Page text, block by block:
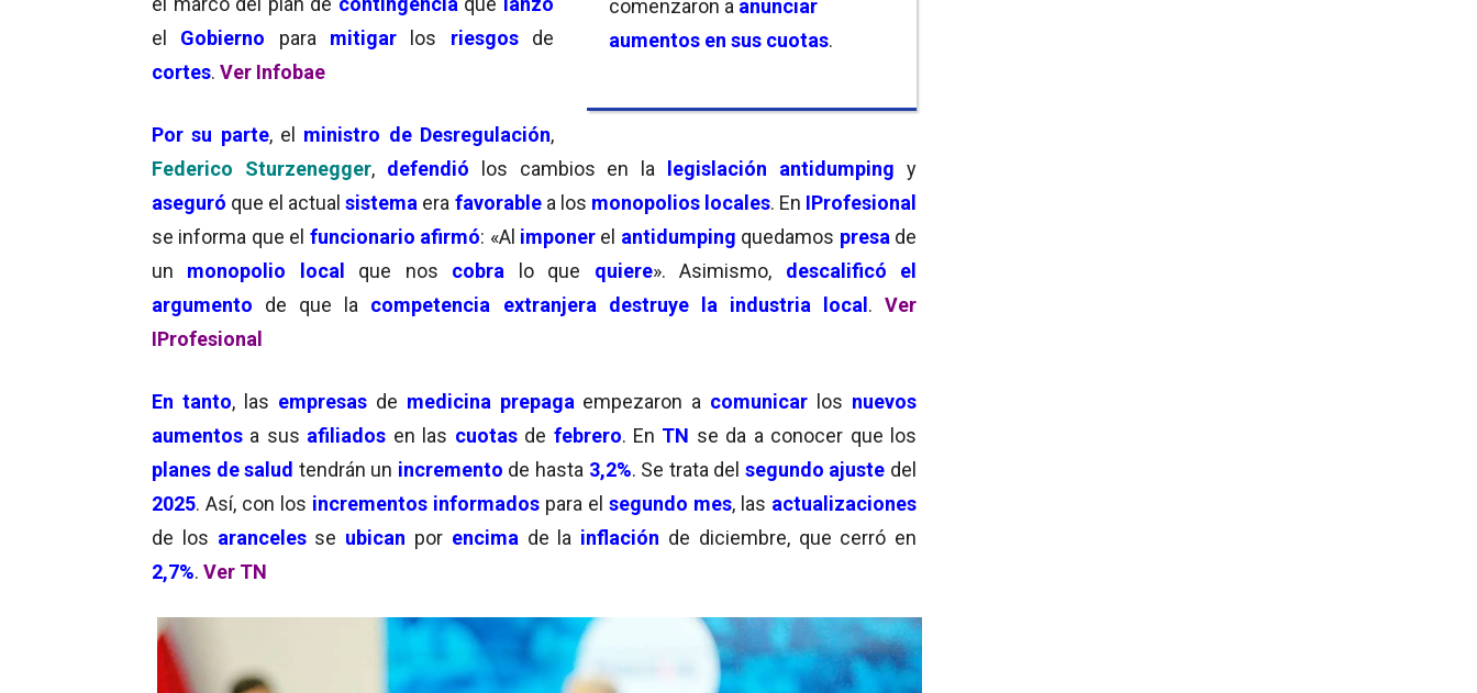
comenzaron a anunciar
aumentos en sus cuotas.
el Gobierno para mitigar los riesgos
de
cortes. Ver Infobae
Por su parte, el ministro de Desregulación,
Federico Sturzenegger, defendió los cambios en la legislación antidumping y
aseguró que el actualsistema era favorable a los monopolios locales. En IProfesional
se informa que el funcionario afirmó: «Al imponer el antidumping quedamos presa de
un monopolio local que nos cobra lo que quiere». Asimismo, descalificó el
argumento
de que la competencia extranjera destruye la industria local.Ver
IProfesional
En tanto, las empresas de medicina prepaga empezaron a comunicar los nuevos
aumentos a sus afiliados en las cuotas de febrero. En TN se da a conocer que los
planes de salud tendrán un incremento de hasta 3,2%. Se trata del segundo ajuste del
2025. Así, con los incrementos informados para el segundo mes, las actualizaciones
de los aranceles se ubican por encima de la inflación de diciembre, que cerró en
2,7%. Ver TN